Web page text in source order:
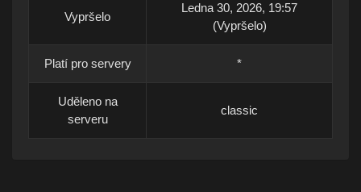
Vypršelo
Ledna 30, 2026, 19:57
(Vypršelo)
Platí pro servery *
Uděleno na
serveru
classic